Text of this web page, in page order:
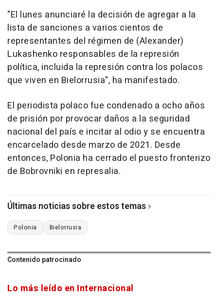
"El lunes anunciaré la decisión de agregar a la
lista de sanciones a varios cientos de
representantes del régimen de (Alexander)
Lukashenko responsables de la represión
política, incluida la represión contra los polacos
que viven en Bielorrusia", ha manifestado.
El periodista polaco fue condenado a ocho años
de prisión por provocar daños a la seguridad
nacional del país e incitar al odio y se encuentra
encarcelado desde marzo de 2021. Desde
entonces, Polonia ha cerrado el puesto fronterizo
de Bobrovniki en represalia.
Últimas noticias sobre estos temas
Polonia Bielorrusia
Contenido patrocinado
Lo más leído en Internacional